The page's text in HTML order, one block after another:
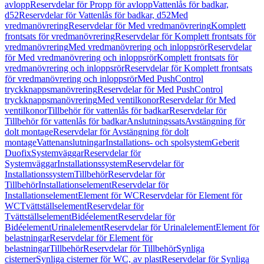
avloppReservdelar för Propp för avloppVattenlås för badkar,
d52Reservdelar för Vattenlås för badkar, d52Med
vredmanövreringReservdelar för Med vredmanövreringKomplett
frontsats för vredmanövreringReservdelar för Komplett frontsats för
vredmanövreringMed vredmanövrering och inloppsrörReservdelar
för Med vredmanövrering och inloppsrörKomplett frontsats för
vredmanövrering och inloppsrörReservdelar för Komplett frontsats
för vredmanövrering och inloppsrörMed PushControl
tryckknappsmanövreringReservdelar för Med PushControl
tryckknappsmanövreringMed ventilkonorReservdelar för Med
ventilkonorTillbehör för vattenlås för badkarReservdelar för
Tillbehör för vattenlås för badkarAnslutningssatsAvstängning för
dolt montageReservdelar för Avstängning för dolt
montageVattenanslutningarInstallations- och spolsystemGeberit
DuofixSystemväggarReservdelar för
SystemväggarInstallationssystemReservdelar för
InstallationssystemTillbehörReservdelar för
TillbehörInstallationselementReservdelar för
InstallationselementElement för WCReservdelar för Element för
WCTvättställselementReservdelar för
TvättställselementBidéelementReservdelar för
BidéelementUrinalelementReservdelar för UrinalelementElement för
belastningarReservdelar för Element för
belastningarTillbehörReservdelar för TillbehörSynliga
cisternerSynliga cisterner för WC, av plastReservdelar för Synliga